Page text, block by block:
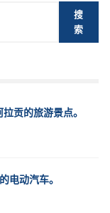
搜
索
贡的旅游景点。
电动汽车。